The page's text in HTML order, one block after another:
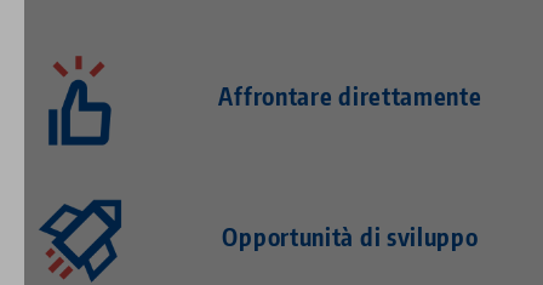
Affrontare direttamente
Opportunità di sviluppo